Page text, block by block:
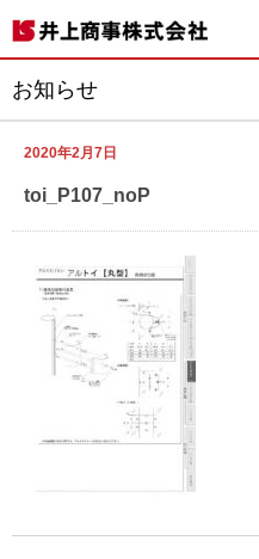
お知らせ
2020年2月7日
toi_P107_noP